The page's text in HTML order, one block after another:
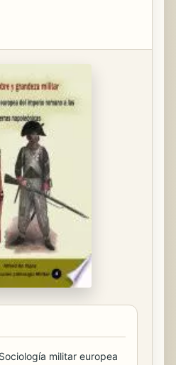
Sociología militar europea